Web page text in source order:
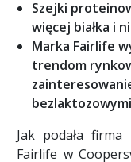
Szejki
więcej białka i
Marka Fairlife
trendom
bezlaktozowymi
Jak podała firma
Fairlife w